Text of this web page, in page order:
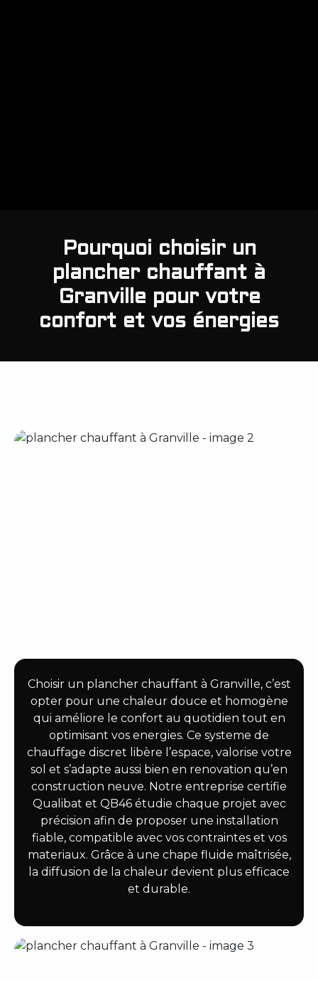
Pourquoi choisir un
plancher chauffant à
Granville pour votre
confort et vos énergies
Choisir un plancher chauffant à Granville, c’est
opter pour une chaleur douce et homogène
qui améliore le confort au quotidien tout en
optimisant vos energies. Ce systeme de
chauffage discret libère l’espace, valorise votre
sol et s’adapte aussi bien en renovation qu’en
construction neuve. Notre entreprise certifie
Qualibat et QB46 étudie chaque projet avec
précision afin de proposer une installation
fiable, compatible avec vos contraintes et vos
materiaux. Grâce à une chape fluide maîtrisée,
la diffusion de la chaleur devient plus efficace
et durable.